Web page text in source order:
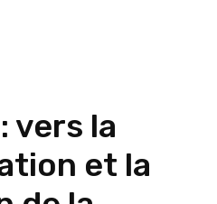
vers la
et la